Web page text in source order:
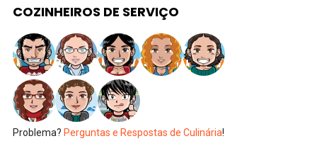
COZINHEIROS DE SERVIÇO
Problema? Perguntas e Respostas de Culinária!